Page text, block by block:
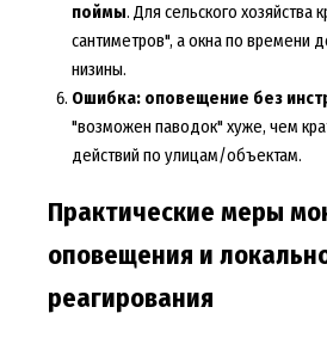
поймы. Для сельского хозяйства
сантиметров", а окна по времени
низины.
Ошибка: оповещение без
"возможен паводок" хуже, чем
действий по улицам/объектам.
Практические меры
оповещения и
реагирования